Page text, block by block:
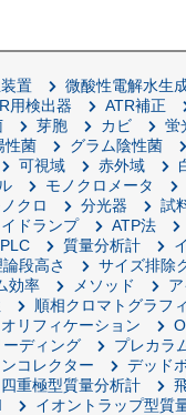
置 微酸性電解水生
用検出器 ATR補正
芽胞 カビ 蛍
性菌 グラム陰性菌
可視域 赤外域
モノクロメータ
クロ 分光器 試
ドランプ ATP法
質量分析計
段高さ サイズ排除
効率 メソッド
順相クロマトグラフ
リフィケーション
ーディング プレカラ
コレクター デッド
四重極型質量分析計
イオントラップ型質